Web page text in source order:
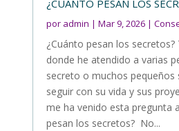
¿CUÁNTO PESAN LOS
por admin | Mar 9, 2026 |
¿Cuánto pesan los
donde he atendido a varias
secreto o muchos pequeños
seguir con su vida y sus
me ha venido esta pregunta
pesan los secretos? No...